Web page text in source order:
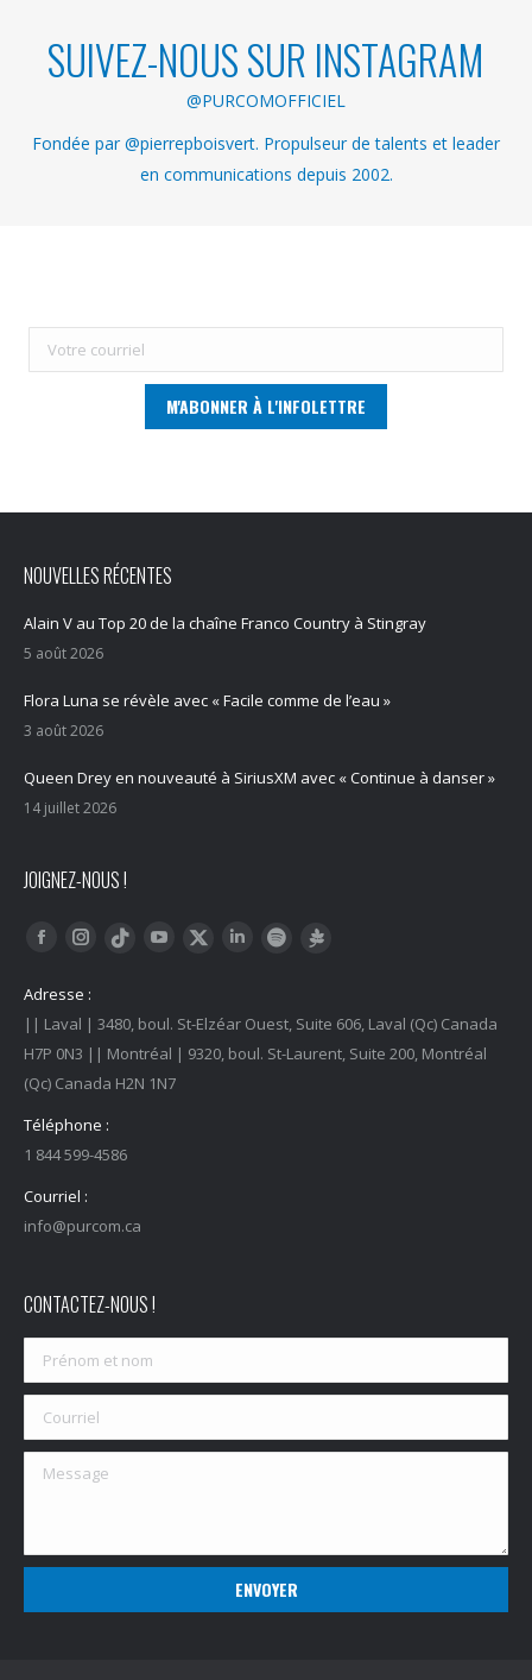
SUIVEZ-NOUS SUR INSTAGRAM
@PURCOMOFFICIEL
Fondée par @pierrepboisvert. Propulseur de talents et leader
en communications depuis 2002.
NOUVELLES RÉCENTES
Alain V au Top 20 de la chaîne Franco Country à Stingray
5 août 2026
Flora Luna se révèle avec « Facile comme de l’eau »
3 août 2026
Queen Drey en nouveauté à SiriusXM avec « Continue à danser »
14 juillet 2026
JOIGNEZ-NOUS !
Trouvez nous sur :
FacebookInstagram
Tiktok YouTubeTwitter LinkedInSpotify
Adresse :
|| Laval | 3480, boul. St-Elzéar Ouest, Suite 606, Laval (Qc) Canada
H7P 0N3 || Montréal | 9320, boul. St-Laurent, Suite 200, Montréal
(Qc) Canada H2N 1N7
Téléphone :
1 844 599-4586
Courriel :
info@purcom.ca
CONTACTEZ-NOUS !